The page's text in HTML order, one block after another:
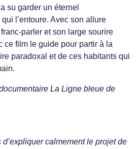
su garder un éternel
l’entoure. Avec son allure
parler et son large sourire
ce film le guide pour partir à la
paradoxal et de ces habitants qui
La Ligne bleue de
calmement le projet de